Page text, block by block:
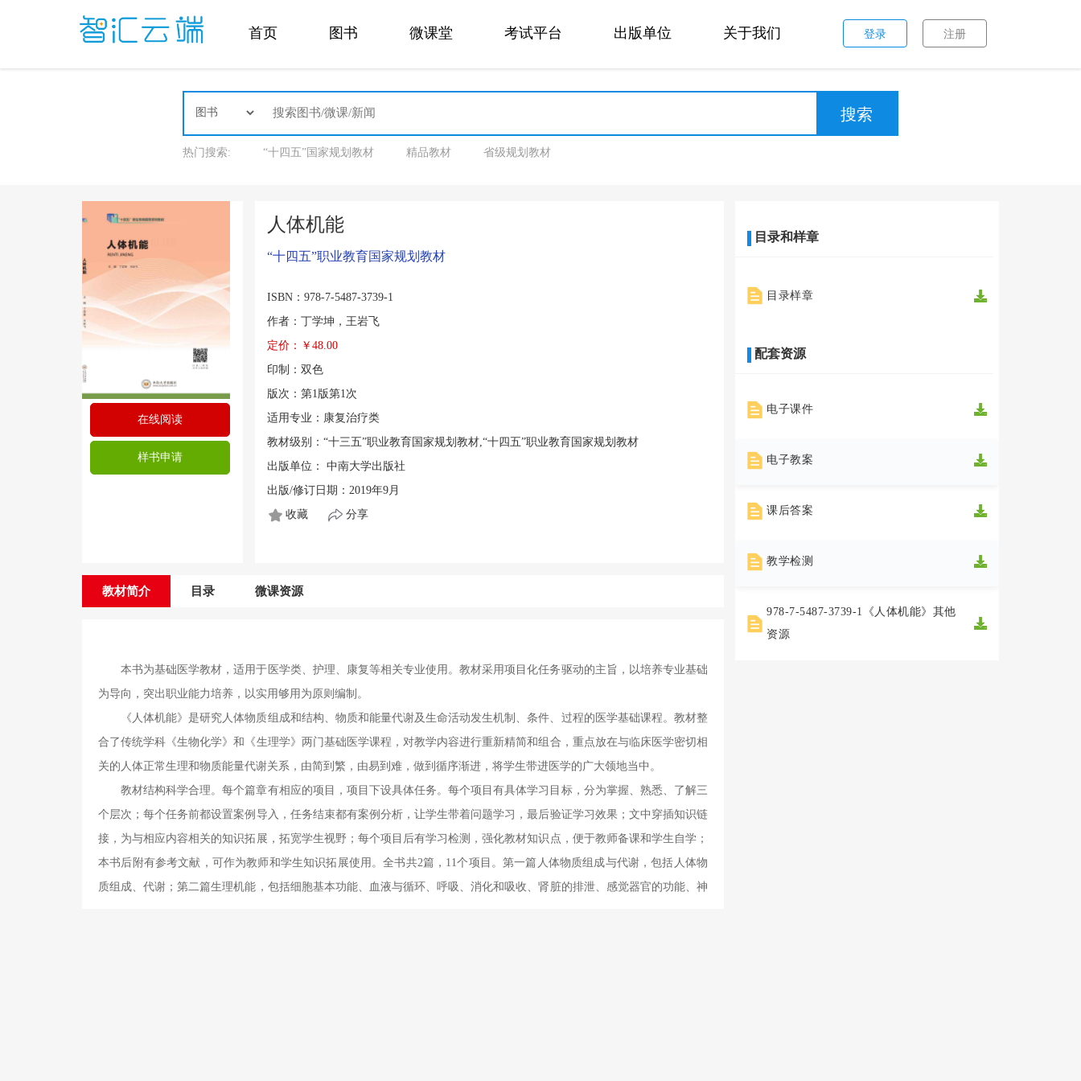
首页 图书 微课堂 考试平台 出版单位 关于我们 登录 注册
热门搜索: “十四五”国家规划教材 精品教材 省级规划教材
在线阅读
样书申请
人体机能
“十四五”职业教育国家规划教材
ISBN：978-7-5487-3739-1
作者：丁学坤，王岩飞
定价：￥48.00
印制：双色
版次：第1版第1次
适用专业：康复治疗类
教材级别：“十三五”职业教育国家规划教材,“十四五”职业教育国家规划教材
出版单位： 中南大学出版社
出版/修订日期：2019年9月
收藏
分享
教材简介 目录 微课资源
本书为基础医学教材，适用于医学类、护理、康复等相关专业使用。教材采用项目化任务驱动的主旨，以培养专业基础
为导向，突出职业能力培养，以实用够用为原则编制。
《人体机能》是研究人体物质组成和结构、物质和能量代谢及生命活动发生机制、条件、过程的医学基础课程。教材整
合了传统学科《生物化学》和《生理学》两门基础医学课程，对教学内容进行重新精简和组合，重点放在与临床医学密切相
关的人体正常生理和物质能量代谢关系，由简到繁，由易到难，做到循序渐进，将学生带进医学的广大领地当中。
教材结构科学合理。每个篇章有相应的项目，项目下设具体任务。每个项目有具体学习目标，分为掌握、熟悉、了解三
个层次；每个任务前都设置案例导入，任务结束都有案例分析，让学生带着问题学习，最后验证学习效果；文中穿插知识链
接，为与相应内容相关的知识拓展，拓宽学生视野；每个项目后有学习检测，强化教材知识点，便于教师备课和学生自学；
本书后附有参考文献，可作为教师和学生知识拓展使用。全书共2篇，11个项目。第一篇人体物质组成与代谢，包括人体物
质组成、代谢；第二篇生理机能，包括细胞基本功能、血液与循环、呼吸、消化和吸收、肾脏的排泄、感觉器官的功能、神
目录和样章
目录样章
配套资源
电子课件
电子教案
课后答案
教学检测
978-7-5487-3739-1《人体机能》其他
资源